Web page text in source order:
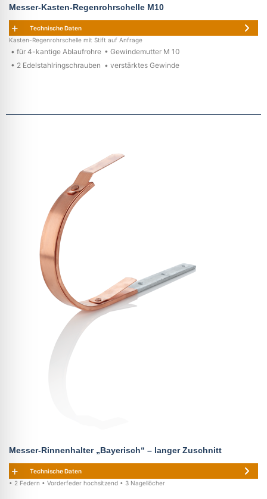
Messer-Kasten-Regenrohrschelle M10
Technische Daten
Kasten-Regenrohrschelle mit Stift auf Anfrage
• für 4-kantige Ablaufrohre • Gewindemutter M 10
• 2 Edelstahlringschrauben • verstärktes Gewinde
Messer-Rinnenhalter „Bayerisch“ – langer Zuschnitt
Technische Daten
• 2 Federn • Vorderfeder hochsitzend • 3 Nagellöcher